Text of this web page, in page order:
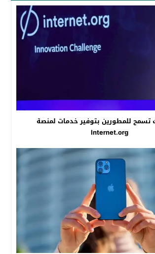
للمطورين بتوفير خدمات لمنصة
Internet.org